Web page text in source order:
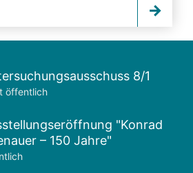
8/1
öffentlich
"Konrad
– 150 Jahre"